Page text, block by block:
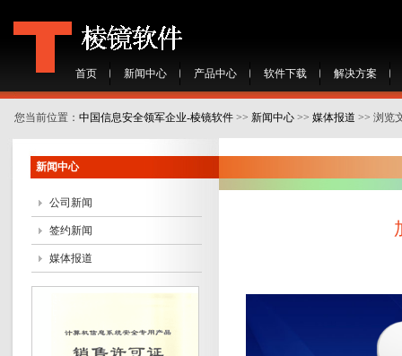
首页 新闻中心 产品中心 软件下载 解决方案
您当前位置： 中国信息安全领军企业-棱镜软件>> 新闻中心>> 媒体报道 >> 浏览
新闻中心
公司新闻
签约新闻
媒体报道